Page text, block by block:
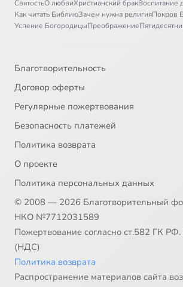
СвятостьО любвиХристианский бракВоспитание
Как читать БиблиюЗачем нужна религияПокров
Успение БогородицыПреображение
Благотворительность
Договор оферты
Регулярные пожертвования
Безопасность платежей
Политика возврата
О проекте
Политика персональных данных
© 2008 — 2026 Благотворительный
НКО №7712031589
Пожертвование согласно ст.582 ГК РФ.
(НДС)
Политика возврата
Распространение материалов сайта